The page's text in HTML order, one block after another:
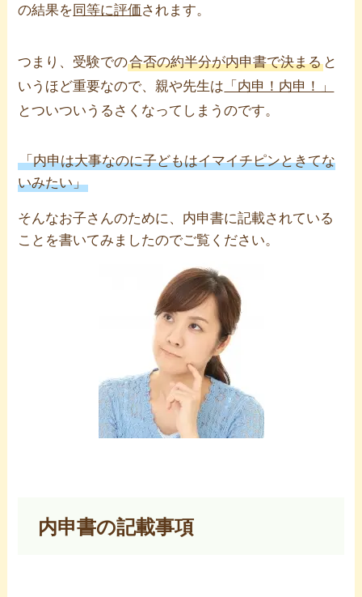
の結果を同等に評価されます。
つまり、受験での合否の約半分が内申書で決まる と
いうほど重要なので、親や先生は 「内申！内申！」
とついついうるさくなってしまうのです。
「内申は大事なのに子どもはイマイチピンときてな
いみたい」
そんなお子さんのために、内申書に記載されている
ことを書いてみましたのでご覧ください。
内申書の記載事項